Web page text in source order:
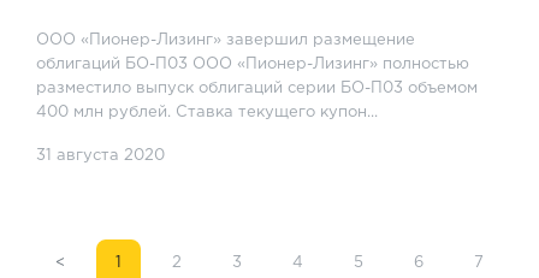
ООО «Пионер-Лизинг» завершил размещение
облигаций БО-П03 ООО «Пионер-Лизинг» полностью
разместило выпуск облигаций серии БО-П03 объемом
400 млн рублей. Ставка текущего купон...
31 августа 2020
< 2 3 4 5 6 7